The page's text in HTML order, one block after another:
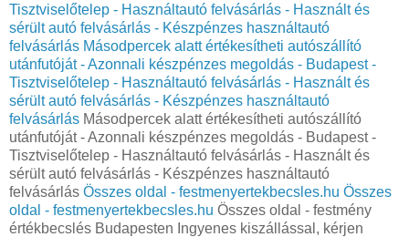
Tisztviselőtelep - Használtautó felvásárlás - Használt és
sérült autó felvásárlás - Készpénzes használtautó
felvásárlás Másodpercek alatt értékesítheti autószállító
utánfutóját - Azonnali készpénzes megoldás - Budapest -
Tisztviselőtelep - Használtautó felvásárlás - Használt és
sérült autó felvásárlás - Készpénzes használtautó
felvásárlás Másodpercek alatt értékesítheti autószállító
utánfutóját - Azonnali készpénzes megoldás - Budapest -
Tisztviselőtelep - Használtautó felvásárlás - Használt és
sérült autó felvásárlás - Készpénzes használtautó
felvásárlás Összes oldal - festmenyertekbecsles.hu Összes
oldal - festmenyertekbecsles.hu Összes oldal - festmény
értékbecslés Budapesten Ingyenes kiszállással, kérjen